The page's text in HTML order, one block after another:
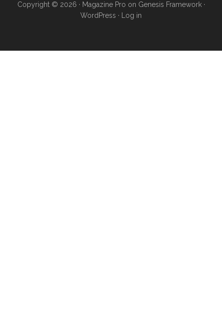
Copyright © 2026 · Magazine Pro on Genesis Framework·
WordPress · Log in